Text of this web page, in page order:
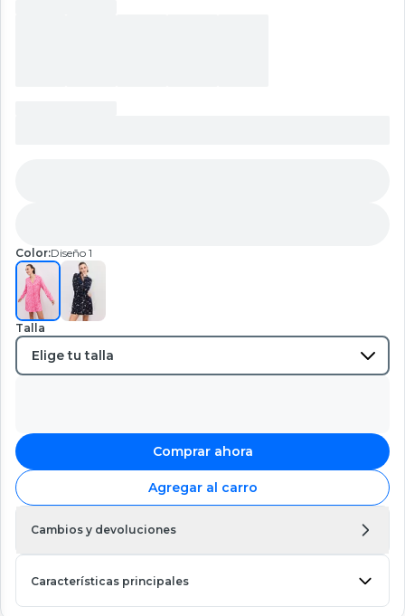
Color:Diseño 1
Talla
Comprar ahora
Agregar al carro
Cambios y devoluciones
Características principales